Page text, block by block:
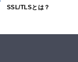
SSL/TLSとは？